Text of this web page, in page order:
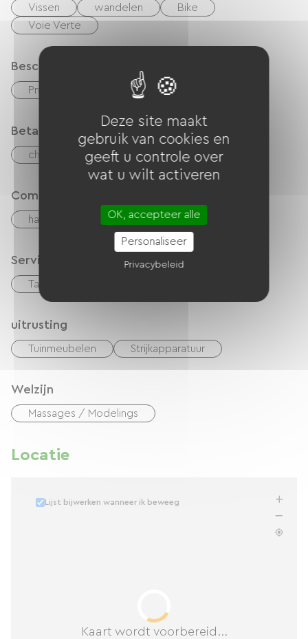
Vissen wandelen
Bike
Voie Verte
Beschrijving
Privé, omheind terrein
Betaalmethoden
checks Geld
Comfort
haard Houtkachel
Services
Table d'hôtes
uitrusting
Tuinmeubelen Strijkapparatuur
Welzijn
Massages / Modelings
Locatie
Kaart wordt voorbereid...
Lijst bijwerken wanneer ik beweeg
Deze site maakt
gebruik van cookies en
geeft u controle over
wat u wilt activeren
OK, accepteer alle
Personaliseer
Privacybeleid